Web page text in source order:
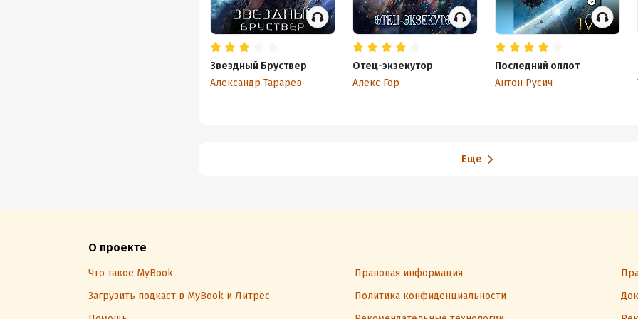
Звездный Бруствер
Александр Тарарев
Отец-экзекутор
Алекс Гор
Последний оплот
Антон Русич
Еще
О проекте
Что такое MyBook Правовая информация
Загрузить подкаст в MyBook и Литрес
Политика конфиденциальности